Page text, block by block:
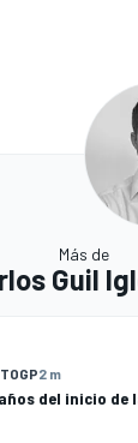
Más de
Guil
2 m
del inicio de